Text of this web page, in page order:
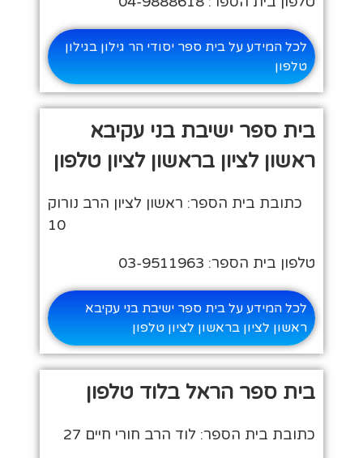
לכל המידע על בית ספר יסודי הר גילון בגילון
טלפון
בית ספר ישיבת בני עקיבא
ראשון לציון בראשון לציון טלפון
כתובת בית הספר: ראשון לציון הרב נורוק
10
טלפון בית הספר: 03-9511963
לכל המידע על בית ספר ישיבת בני עקיבא
ראשון לציון בראשון לציון טלפון
בית ספר הראל בלוד טלפון
כתובת בית הספר: לוד הרב חורי חיים 27